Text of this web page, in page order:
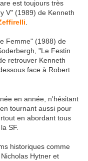
est toujours très
V" (1989) de Kenneth
Femme" (1988) de
"Le Festin
retrouver Kenneth
face à Robert
en année, n'hésitant
tournant aussi pour
en abordant tous
SF.
historiques comme
Hytner et